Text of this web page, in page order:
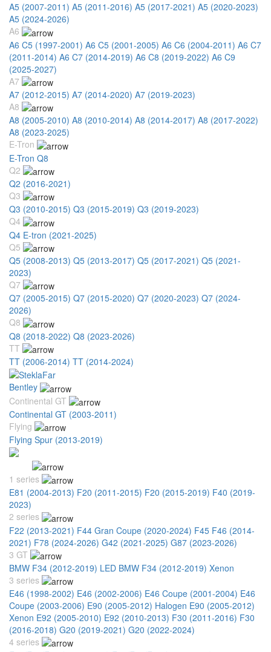
A5 (2007-2011) A5 (2011-2016) A5 (2017-2021) A5 (2020-2023)
A5 (2024-2026)
A6
A6 C5 (1997-2001) A6 C5 (2001-2005) A6 C6 (2004-2011) A6 C7
(2011-2014) A6 C7 (2014-2019) A6 C8 (2019-2022) A6 C9
(2025-2027)
A7
A7 (2012-2015) A7 (2014-2020) A7 (2019-2023)
A8
A8 (2005-2010) A8 (2010-2014) A8 (2014-2017) A8 (2017-2022)
A8 (2023-2025)
E-Tron
E-Tron Q8
Q2
Q2 (2016-2021)
Q3
Q3 (2010-2015) Q3 (2015-2019) Q3 (2019-2023)
Q4
Q4 E-tron (2021-2025)
Q5
Q5 (2008-2013) Q5 (2013-2017) Q5 (2017-2021) Q5 (2021-
2023)
Q7
Q7 (2005-2015) Q7 (2015-2020) Q7 (2020-2023) Q7 (2024-
2026)
Q8
Q8 (2018-2022) Q8 (2023-2026)
TT
TT (2006-2014) TT (2014-2024)
Bentley
Continental GT
Continental GT (2003-2011)
Flying
Flying Spur (2013-2019)
1 series
E81 (2004-2013) F20 (2011-2015) F20 (2015-2019) F40 (2019-
2023)
2 series
F22 (2013-2021) F44 Gran Coupe (2020-2024) F45 F46 (2014-
2021) F78 (2024-2026) G42 (2021-2025) G87 (2023-2026)
3 GT
BMW F34 (2012-2019) LED BMW F34 (2012-2019) Xenon
3 series
E46 (1998-2002) E46 (2002-2006) E46 Coupe (2001-2004) E46
Coupe (2003-2006) E90 (2005-2012) Halogen E90 (2005-2012)
Xenon E92 (2005-2010) E92 (2010-2013) F30 (2011-2016) F30
(2016-2018) G20 (2019-2021) G20 (2022-2024)
4 series